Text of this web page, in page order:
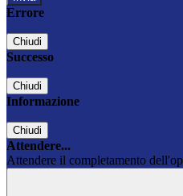
Errore
Chiudi
Successo
Chiudi
Informazione
Chiudi
Attendere...
Attendere il completamento